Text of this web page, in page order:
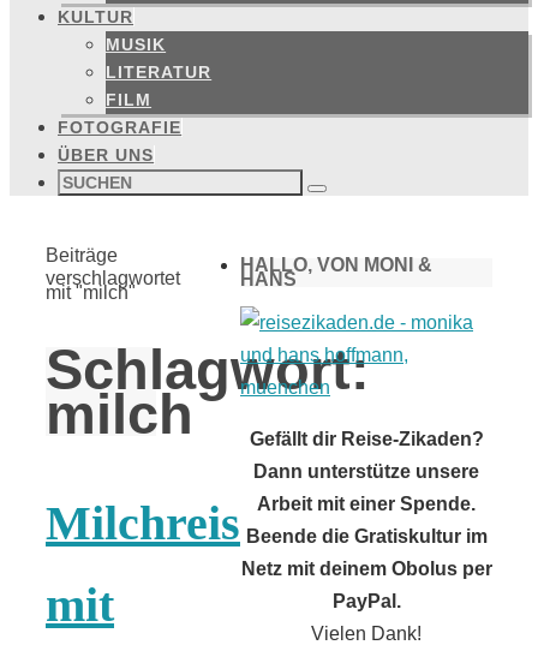
KULTUR
MUSIK
LITERATUR
FILM
FOTOGRAFIE
ÜBER UNS
Suchen
nach: Suchen
Start
Beiträge
verschlagwortet
mit "milch"
Schlagwort:
milch
Milchreis
mit
HALLO, VON MONI &
HANS
Gefällt dir Reise-Zikaden?
Dann unterstütze unsere
Arbeit mit einer Spende.
Beende die Gratiskultur im
Netz mit deinem Obolus per
PayPal.
Vielen Dank!